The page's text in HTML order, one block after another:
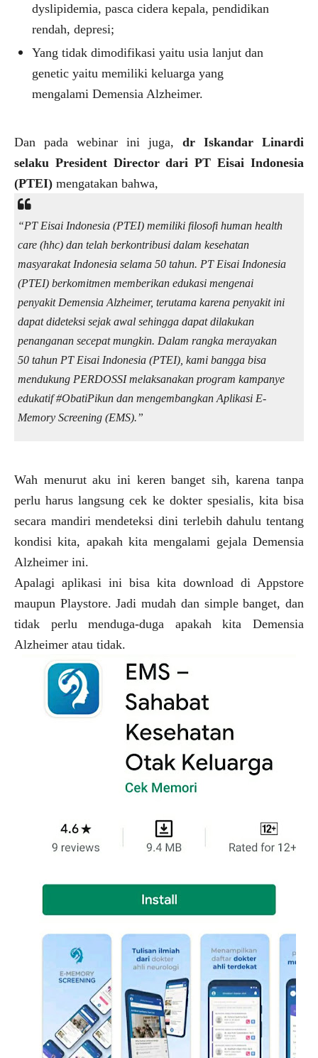
dyslipidemia, pasca cidera kepala, pendidikan
rendah, depresi;
Yang tidak dimodifikasi yaitu usia lanjut dan
genetic yaitu memiliki keluarga yang
mengalami Demensia Alzheimer.
Dan pada webinar ini juga, dr Iskandar Linardi
selaku President Director dari PT Eisai Indonesia
(PTEI) mengatakan bahwa,
“PT Eisai Indonesia (PTEI) memiliki filosofi human health
care (hhc) dan telah berkontribusi dalam kesehatan
masyarakat Indonesia selama 50 tahun. PT Eisai Indonesia
(PTEI) berkomitmen memberikan edukasi mengenai
penyakit Demensia Alzheimer, terutama karena penyakit ini
dapat dideteksi sejak awal sehingga dapat dilakukan
penanganan secepat mungkin. Dalam rangka merayakan
50 tahun PT Eisai Indonesia (PTEI), kami bangga bisa
mendukung PERDOSSI melaksanakan program kampanye
edukatif #ObatiPikun dan mengembangkan Aplikasi E-
Memory Screening (EMS).”
Wah menurut aku ini keren banget sih, karena tanpa
perlu harus langsung cek ke dokter spesialis, kita bisa
secara mandiri mendeteksi dini terlebih dahulu tentang
kondisi kita, apakah kita mengalami gejala Demensia
Alzheimer ini.
Apalagi aplikasi ini bisa kita download di Appstore
maupun Playstore. Jadi mudah dan simple banget, dan
tidak perlu menduga-duga apakah kita Demensia
Alzheimer atau tidak.